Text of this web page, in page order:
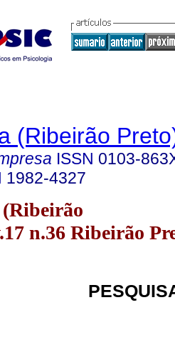
(Ribeirão
ISSN 0103-
1982-4327
n.36 Ribeirão